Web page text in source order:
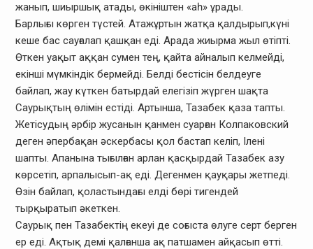
жанып, шиыршық атады, өкініштен «аһ» ұрады.
Барлығы көрген түстей. Атажұртын жатқа қалдырып,күні
кеше бас сауғалап қашқан еді. Арада жиырма жыл өтіпті.
Өткен уақыт аққан сумен тең, қайта айналып келмейді,
екінші мүмкіндік бермейді. Белді бестісін белдеуге
байлап, жау күткен батырдай елегізіп жүрген шақта
Саурықтың өлімін естіді. Артынша, Тазабек қаза тапты.
Жетісудың әрбір жусанын қанмен суарған Колпаковский
деген әпербақан әскербасы қол бастап келіп, Ілені
шапты. Апанына тығылған арлан қасқырдай Тазабек азу
көрсетіп, арпалысып-ақ еді. Дегенмен қауқары жетпеді.
Өзін байлап, қоластындағы елді бөрі тигендей
тырқыратып әкеткен.
Саурық пен Тазабектің екеуі де соғыста өлуге серт берген
ер еді. Ақтық демі қалғанша ақ патшамен айқасып өтті.